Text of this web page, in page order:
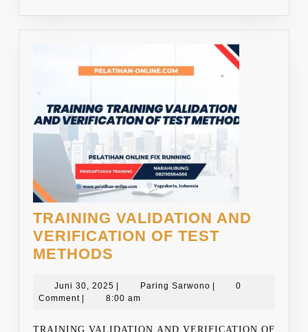
TRAINING VALIDATION AND
VERIFICATION OF TEST
METHODS
AND
VERIFICATION
OF
Juni 30, 2025 Juni
30,
| Paring SarwonoParing
|
0
Comment | 8:00 am
TRAINING VALIDATION AND VERIFICATION OF